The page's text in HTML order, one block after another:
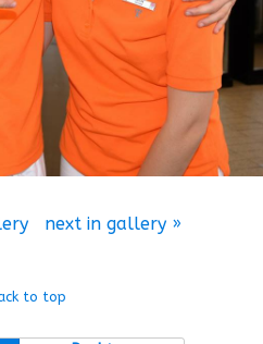
next in gallery »
to top